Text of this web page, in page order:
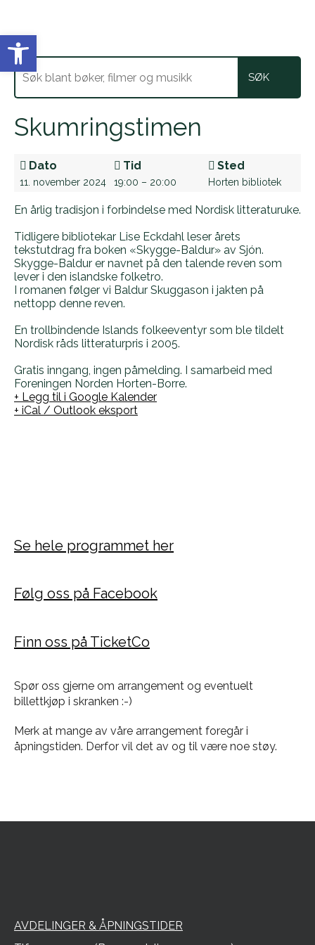
Skumringstimen
Dato
11. november 2024
Tid
19:00 – 20:00
Sted
Horten bibliotek
En årlig tradisjon i forbindelse med Nordisk litteraturuke.
Tidligere bibliotekar Lise Eckdahl leser årets
tekstutdrag fra boken «Skygge-Baldur» av Sjón.
Skygge-Baldur er navnet på den talende reven som
lever i den islandske folketro.
I romanen følger vi Baldur Skuggason i jakten på
nettopp denne reven.
En trollbindende Islands folkeeventyr som ble tildelt
Nordisk råds litteraturpris i 2005.
Gratis inngang, ingen påmelding. I samarbeid med
Foreningen Norden Horten-Borre.
+ Legg til i Google Kalender
+ iCal / Outlook eksport
Se hele programmet her
Følg oss på Facebook
Finn oss på TicketCo
Spør oss gjerne om arrangement og eventuelt
billettkjøp i skranken :-)
Merk at mange av våre arrangement foregår i
åpningstiden. Derfor vil det av og til være noe støy.
AVDELINGER & ÅPNINGSTIDER
Vis verktøylinjen